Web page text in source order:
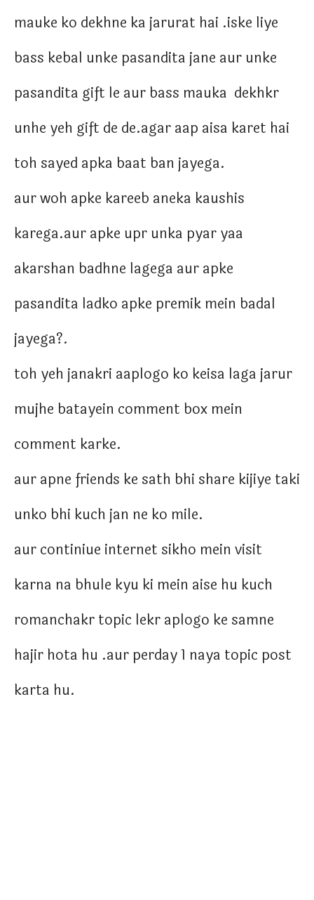
mauke ko dekhne ka jarurat hai .iske liye
bass kebal unke pasandita jane aur unke
pasandita gift le aur bass mauka dekhkr
unhe yeh gift de de.agar aap aisa karet hai
toh sayed apka baat ban jayega.
aur woh apke kareeb aneka kaushis
karega.aur apke upr unka pyar yaa
akarshan badhne lagega aur apke
pasandita ladko apke premik mein badal
jayega?.
toh yeh janakri aaplogo ko keisa laga jarur
mujhe batayein comment box mein
comment karke.
aur apne friends ke sath bhi share kijiye taki
unko bhi kuch jan ne ko mile.
aur continiue internet sikho mein visit
karna na bhule kyu ki mein aise hu kuch
romanchakr topic lekr aplogo ke samne
hajir hota hu .aur perday 1 naya topic post
karta hu.